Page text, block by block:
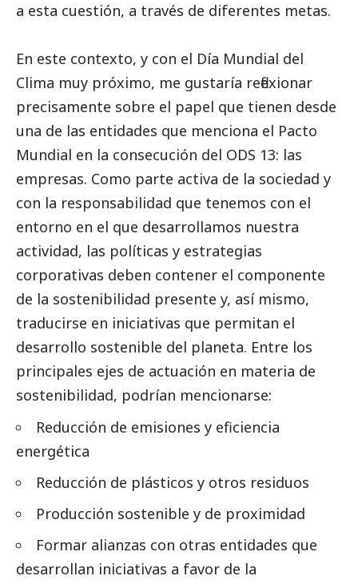
a esta cuestión, a través de diferentes metas.
En este contexto, y con el Día Mundial del
Clima muy próximo, me gustaría reflexionar
precisamente sobre el papel que tienen desde
una de las entidades que menciona el Pacto
Mundial en la consecución del ODS 13: las
empresas. Como parte activa de la sociedad y
con la responsabilidad que tenemos con el
entorno en el que desarrollamos nuestra
actividad, las políticas y estrategias
corporativas deben contener el componente
de la sostenibilidad presente y, así mismo,
traducirse en iniciativas que permitan el
desarrollo sostenible del planeta. Entre los
principales ejes de actuación en materia de
sostenibilidad, podrían mencionarse:
Reducción de emisiones y eficiencia
energética
Reducción de plásticos y otros residuos
Producción sostenible y de proximidad
Formar alianzas con otras entidades que
desarrollan iniciativas a favor de la